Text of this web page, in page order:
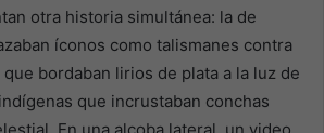
otra historia simultánea: la de
íconos como talismanes contra
bordaban lirios de plata a la luz de
que incrustaban conchas
En una alcoba lateral, un video